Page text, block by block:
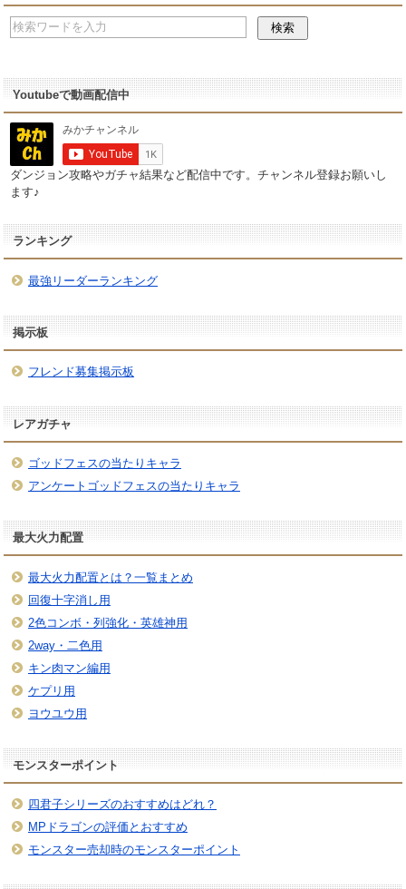
Youtubeで動画配信中
ダンジョン攻略やガチャ結果など配信中です。チャンネル登録お願いし
ます♪
ランキング
最強リーダーランキング
掲示板
フレンド募集掲示板
レアガチャ
ゴッドフェスの当たりキャラ
アンケートゴッドフェスの当たりキャラ
最大火力配置
最大火力配置とは？一覧まとめ
回復十字消し用
2色コンボ・列強化・英雄神用
2way・二色用
キン肉マン編用
ケプリ用
ヨウユウ用
モンスターポイント
四君子シリーズのおすすめはどれ？
MPドラゴンの評価とおすすめ
モンスター売却時のモンスターポイント